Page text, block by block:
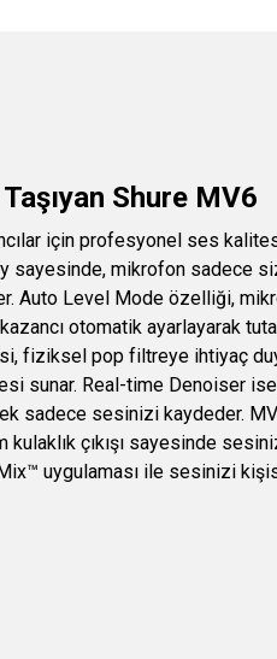
Shure MV6
için profesyonel ses
sayesinde, mikrofon sadece
Auto Level Mode özelliği,
otomatik ayarlayarak
fiziksel pop filtreye ihtiyaç
sunar. Real-time Denoiser
sesinizi kaydeder.
çıkışı sayesinde
uygulaması ile sesinizi